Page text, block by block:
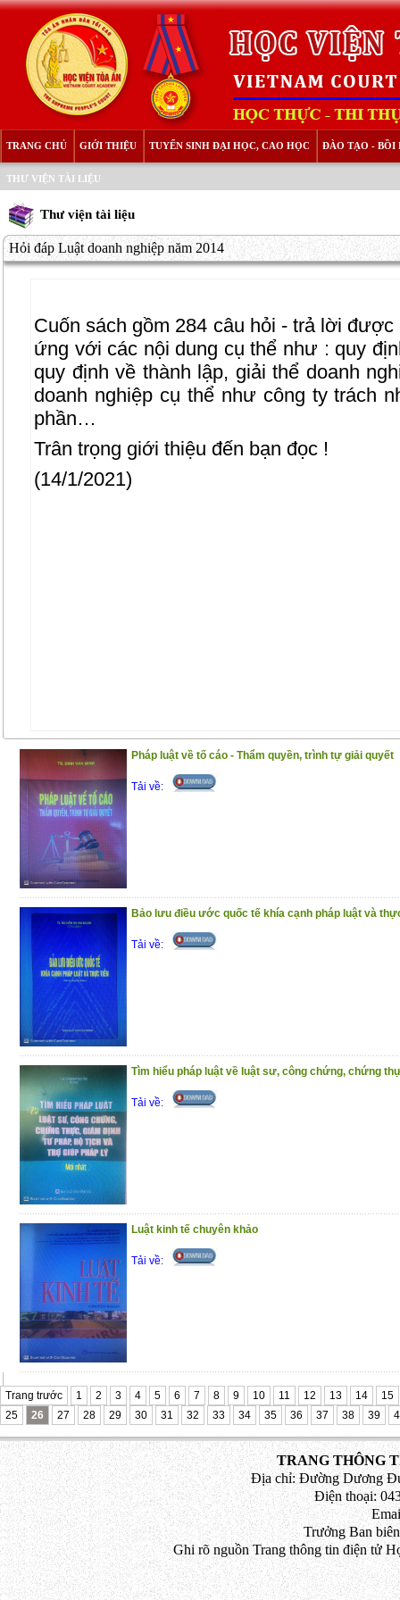
TRANG CHỦ GIỚI THIỆU TUYỂN SINH ĐẠI HỌC, CAO HỌC ĐÀO TẠO - BỒI
THƯ VIỆN TÀI LIỆU
Thư viện tài liệu
Hỏi đáp Luật doanh nghiệp năm 2014
Cuốn sách gồm 284 câu hỏi - trả lời
ứng với các nội dung cụ thể như : quy
quy định về thành lập, giải thể doanh
doanh nghiệp cụ thể như công ty trách
phần…
Trân trọng giới thiệu đến bạn đọc !
(14/1/2021)
Pháp luật về tố cáo - Thẩm quyền, trình tự giải quyết
Tải về:
Bảo lưu điều ước quốc tế khía cạnh pháp luật và
Tải về:
Tìm hiểu pháp luật về luật sư, công chứng, chứng
Tải về:
Luật kinh tế chuyên khảo
Tải về:
Trang trước 1 2 3 4 5 6 7 8 9 10 11 12 13 14
15
25
26 27 28 29 30 31 32 33 34 35 36 37 38 39
TRANG THÔNG
Địa chỉ: Đường Dương
Điện thoại:
Trưởng Ban
Ghi rõ nguồn Trang thông tin điện tử